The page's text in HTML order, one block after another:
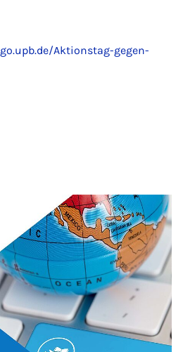
go.upb.de/Aktionstag-gegen-